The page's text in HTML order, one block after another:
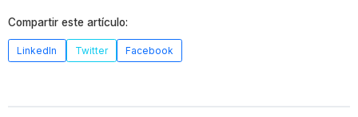
Compartir este artículo:
LinkedIn Twitter Facebook